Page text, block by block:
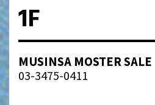
1F
MUSINSA MOSTER SALE
03-3475-0411